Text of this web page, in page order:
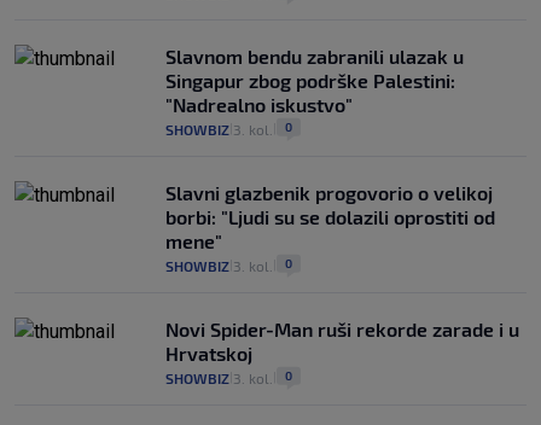
Slavnom bendu zabranili ulazak u
Singapur zbog podrške Palestini:
"Nadrealno iskustvo"
SHOWBIZ 3. kol. 0
Slavni glazbenik progovorio o velikoj
borbi: "Ljudi su se dolazili oprostiti od
mene"
SHOWBIZ 3. kol. 0
Novi Spider-Man ruši rekorde zarade i u
Hrvatskoj
SHOWBIZ 3. kol. 0